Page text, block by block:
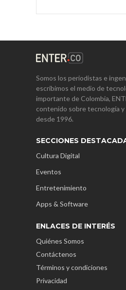
Somos los periodistas e
escribimos el medio de
importante de Colombia,
contenido sobre tecnología
desde 1996.
SECCIONES
Cultura Digital
Eventos
Entretenimiento
Apps & Software
ENLACES DE INTERÉS
Quiénes Somos
Contáctenos
Términos y condiciones
Privacidad